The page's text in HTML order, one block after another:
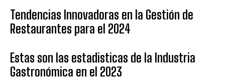
Tendencias Innovadoras en la Gestión de
Restaurantes para el 2024
Estas son las estadisticas de la Industria
Gastronómica en el 2023